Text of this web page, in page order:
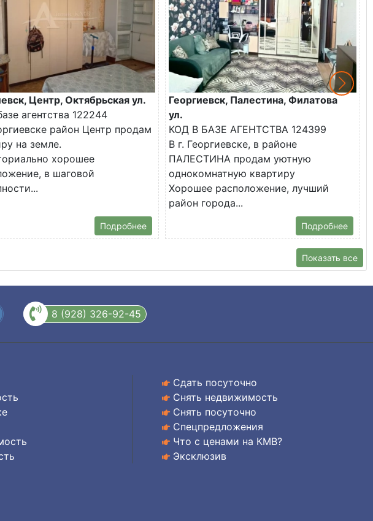
Центр, Октябрьская ул.
агентства 122244
район Центр продам
на земле.
хорошее
в шаговой
Подробнее
Георгиевск, Палестина, Филатова
ул.
КОД В БАЗЕ АГЕНТСТВА 124399
В г. Георгиевске, в районе
ПАЛЕСТИНА продам уютную
однокомнатную квартиру
Хорошее расположение, лучший
район города...
Подробнее
Показать все
8 (928) 326-92-45
Сдать посуточно
Снять недвижимость
Снять посуточно
Спецпредложения
Что с ценами на КМВ?
Эксклюзив